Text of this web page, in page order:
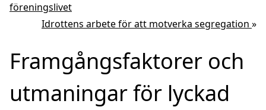
föreningslivet
Idrottens arbete för att motverka segregation »
Framgångsfaktorer och
utmaningar för lyckad